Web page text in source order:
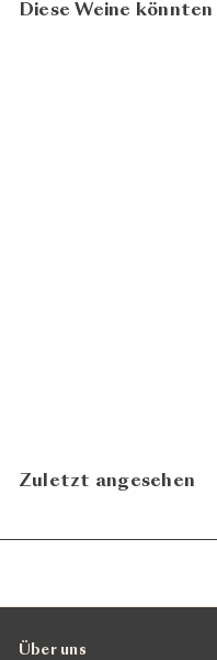
Diese Weine
Zuletzt angesehen
Über uns